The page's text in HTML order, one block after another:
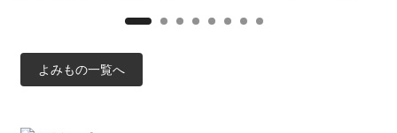
よみもの一覧へ